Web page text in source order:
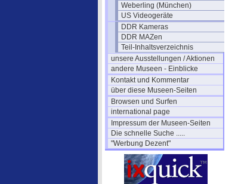
Weberling (München)
US Videogeräte
DDR Kameras
DDR MAZen
Teil-Inhaltsverzeichnis
unsere Ausstellungen / Aktionen
andere Museen - Einblicke
Kontakt und Kommentar
über diese Museen-Seiten
Browsen und Surfen
international page
Impressum der Museen-Seiten
Die schnelle Suche .....
"Werbung Dezent"